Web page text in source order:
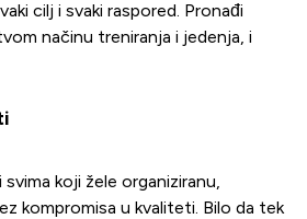
cilj i svaki raspored. Pronađi
načinu treniranja i jedenja, i
koji žele organiziranu,
kompromisa u kvaliteti. Bilo da tek